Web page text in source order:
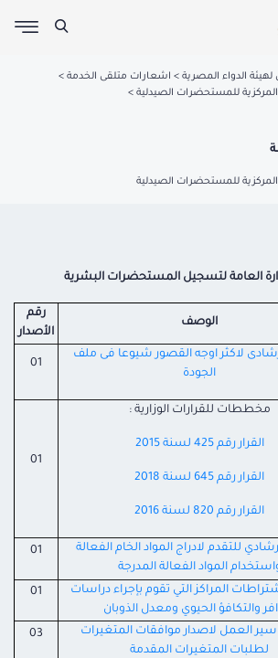
الدواء المصرية
اشعارات متلقى الخدمة
المركزية للمستحضرات الصيدلية
المركزية للمستحضرات الصيدلية
العامة لتسجيل المستحضرات البشرية
الوصف
رقم
الأصدار
لاكثر اوجه القصور شيوعا فى ملف
الجودة
01
مخططات للقرارات الوزارية :
القرار رقم 425 لسنة 2015
القرار رقم 645 لسنة 2018
القرار رقم 820 لسنة 2016
01
للتقدم لادراج المواد الخام الفعالة
المواد الفعالة المدرجة
01
المراكز التي تقوم بإجراء دراسات
والتكافؤ الحيوي ومعدل الذوبان
01
العمل لاصدار موافقات المتغيرات
لطلبات المتغيرات المقدمة
03